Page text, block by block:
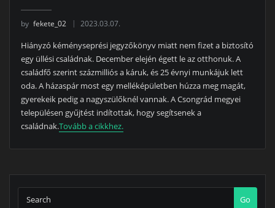
by fekete_02 2023.03.07.
Hiányzó kéményseprési jegyzőkönyv miatt nem fizet a biztosító
egy üllési családnak. December elején égett le az otthonuk. A
családfő szerint százmilliós a káruk, és 25 évnyi munkájuk lett
oda. A házaspár most egy melléképületben húzza meg magát,
gyerekeik pedig a nagyszülőknél vannak. A Csongrád megyei
településen gyűjtést indítottak, hogy segítsenek a
családnak.Tovább a cikkhez.
Go